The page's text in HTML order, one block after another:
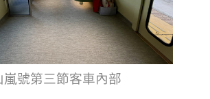
嵐號第三節客車內部